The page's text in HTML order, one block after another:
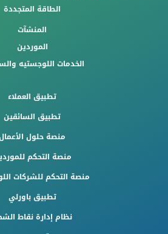
الطاقة المتجددة
المنشآت
الموردين
الخدمات اللوجستيه
تطبيق العملاء
تطبيق السائقين
منصة حلول
منصة التحكم
منصة التحكم للشركات
تطبيق باورلي
نظام إدارة نقاط